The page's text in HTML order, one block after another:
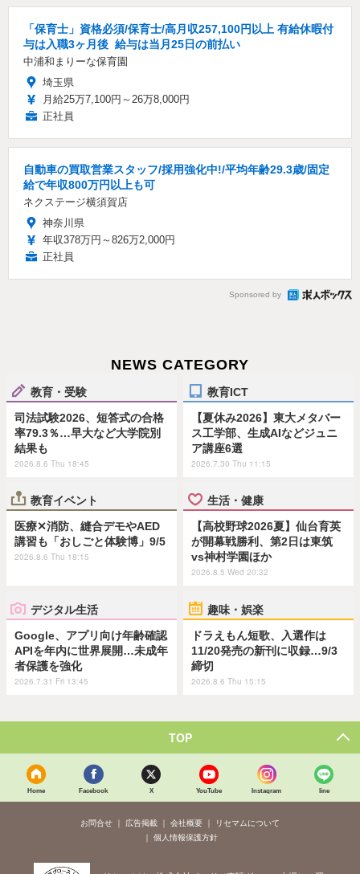
「保育士」資格必須/保育士/️高月収257,100円以上 ️有給休暇付
与は入職3ヶ月後 ️ 給与は当月25日の前払い
中浦和まりーな保育園
埼玉県
月給25万7,100円～26万8,000円
正社員
自動車の買取営業スタッフ/採用強化中!/平均年齢29.3歳/固定
給で年収800万円以上も可
ネクステージ横須賀店
神奈川県
年収378万円～826万2,000円
正社員
Sponsored by
NEWS CATEGORY
教育・受験
司法試験2026、短答式の合格
率79.3％…早大など大学院別
結果も
2026.8.6 Thu 18:45
教育ICT
【夏休み2026】東大メタバー
ス工学部、生成AIなどジュニ
ア講座6選
2026.7.30 Thu 11:15
教育イベント
医療✕消防、縫合デモやAED
講習も「おしごと体験博」9/5
2026.8.6 Thu 18:15
生活・健康
【高校野球2026夏】仙台育英
が開幕戦勝利、第2日は東筑
vs神村学園ほか
2026.8.5 Wed 20:32
デジタル生活
Google、アプリ向け年齢確認
APIを年内に世界展開…未成年
者保護を強化
2026.7.31 Fri 13:45
趣味・娯楽
ドラえもん短歌、入選作は
11/20発売の新刊に収録…9/3
締切
2026.8.6 Thu 15:15
TOP
Home Facebook X YouTube Instagram line
お問合せ 広告掲載 会社概要
リセマムについて
個人情報保護方針